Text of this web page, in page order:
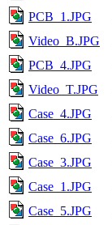
PCB_1.JPG
Video_B.JPG
PCB_4.JPG
Video_T.JPG
Case_4.JPG
Case_6.JPG
Case_3.JPG
Case_1.JPG
Case_5.JPG